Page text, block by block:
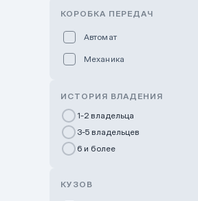
GWM Nurly Zhol
Chery Astana
КОРОБКА ПЕРЕДАЧ
Автомат
Механика
ИСТОРИЯ ВЛАДЕНИЯ
1-2 владельца
3-5 владельцев
6 и более
КУЗОВ